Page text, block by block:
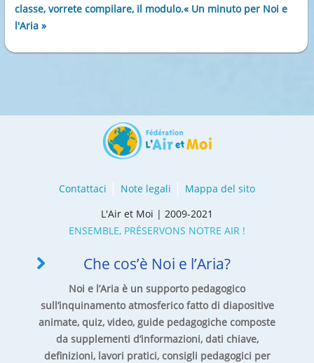
classe, vorrete compilare, il modulo.« Un minuto per Noi e
l'Aria »
Contattaci Note legali
Mappa del sito
L'Air et Moi | 2009-2021
ENSEMBLE, PRÉSERVONS NOTRE AIR !
Che cos’è Noi e l’Aria?
Noi e l’Aria è un supporto pedagogico
sull’inquinamento atmosferico fatto di diapositive
animate, quiz, video, guide pedagogiche composte
da supplementi d’informazioni, dati chiave,
definizioni, lavori pratici, consigli pedagogici per